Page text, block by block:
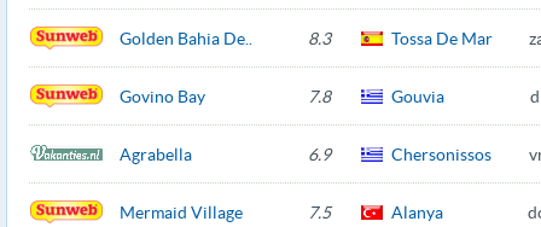
Golden Bahia De.. 8.3 Tossa De Mar
Govino Bay 7.8 Gouvia
Agrabella 6.9 Chersonissos
Mermaid Village 7.5 Alanya